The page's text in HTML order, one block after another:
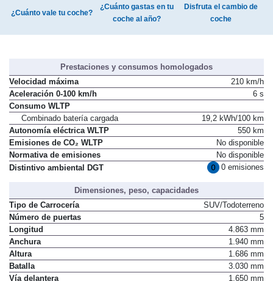
¿Cuánto gastas en tu
Disfruta el cambio de
Prestaciones y consumos homologados
Velocidad máxima
210 km/h
Aceleración 0-100 km/h
Consumo WLTP
Combinado batería cargada
19,2 kWh/100 km
Autonomía eléctrica WLTP
550 km
Emisiones de CO₂ WLTP
No disponible
Normativa de emisiones
No disponible
Dimensiones, peso, capacidades
Tipo de Carrocería
SUV/Todoterreno
Número de puertas
5
Longitud
4.863 mm
Anchura
1.940 mm
Altura
1.686 mm
Batalla
3.030 mm